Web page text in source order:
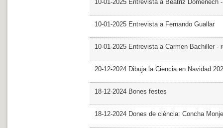
10-01-2025 Entrevista a Beatriz Doménech
10-01-2025 Entrevista a Fernando Guallar
10-01-2025 Entrevista a Carmen Bachiller -
20-12-2024 Dibuja la Ciencia en Navidad
18-12-2024 Bones festes
18-12-2024 Dones de ciència: Concha Monje